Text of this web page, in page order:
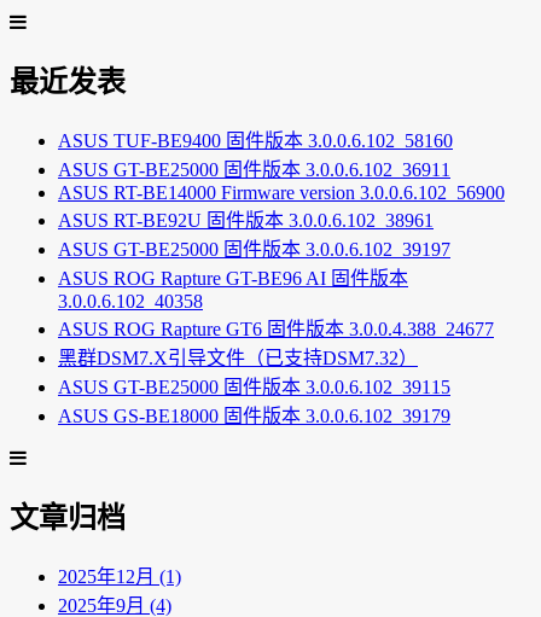
最近发表
ASUS TUF-BE9400 固件版本 3.0.0.6.102_58160
ASUS GT-BE25000 固件版本 3.0.0.6.102_36911
ASUS RT-BE14000 Firmware version 3.0.0.6.102_56900
ASUS RT-BE92U 固件版本 3.0.0.6.102_38961
ASUS GT-BE25000 固件版本 3.0.0.6.102_39197
ASUS ROG Rapture GT-BE96 AI 固件版本
3.0.0.6.102_40358
ASUS ROG Rapture GT6 固件版本 3.0.0.4.388_24677
黑群DSM7.X引导文件（已支持DSM7.32）
ASUS GT-BE25000 固件版本 3.0.0.6.102_39115
ASUS GS-BE18000 固件版本 3.0.0.6.102_39179
文章归档
2025年12月 (1)
2025年9月 (4)